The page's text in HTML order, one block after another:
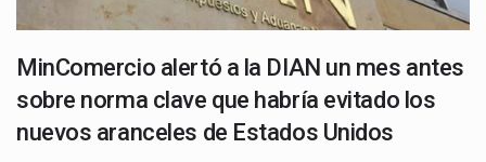
MinComercio alertó a la DIAN un mes antes
sobre norma clave que habría evitado los
nuevos aranceles de Estados Unidos